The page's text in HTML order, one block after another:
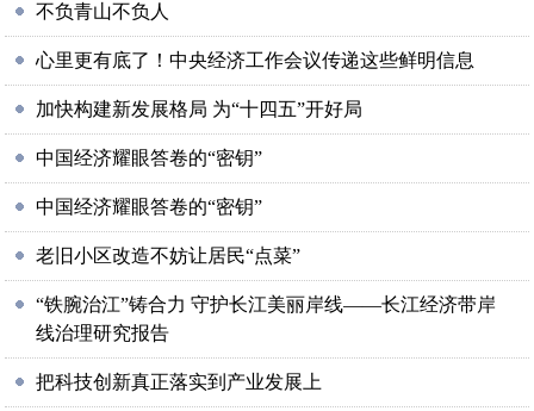
不负青山不负人
心里更有底了！中央经济工作会议传递这些鲜明信息
加快构建新发展格局 为“十四五”开好局
中国经济耀眼答卷的“密钥”
中国经济耀眼答卷的“密钥”
老旧小区改造不妨让居民“点菜”
“铁腕治江”铸合力 守护长江美丽岸线——长江经济带岸
线治理研究报告
把科技创新真正落实到产业发展上